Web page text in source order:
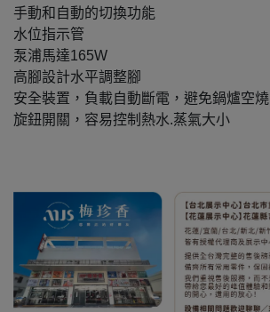
手動和自動的切換功能
水位指示管
泵浦馬達165W
高腳設計水平調整腳
安全裝置，負載自動斷電，避免鍋爐空燒
旋鈕開關，容易控制熱水.蒸氣大小